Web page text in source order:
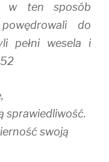
w ten sposób
do
pełni wesela i
sprawiedliwość.
swoją